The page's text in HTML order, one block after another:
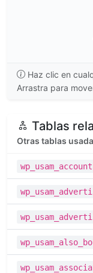
Haz clic en
Arrastra para
Tablas
Otras tablas